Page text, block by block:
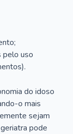
pelo uso
do idoso
o mais
sejam
pode